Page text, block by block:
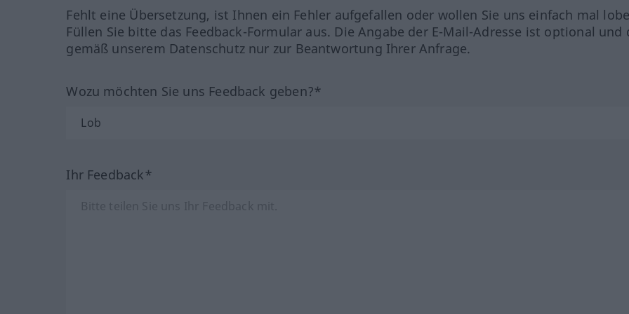
Fehlt eine Übersetzung, ist Ihnen ein Fehler aufgefallen oder wollen Sie uns einfach mal
Füllen Sie bitte das Feedback-Formular aus. Die Angabe der E-Mail-Adresse ist optional und
gemäß unserem Datenschutz nur zur Beantwortung Ihrer Anfrage.
Wozu möchten Sie uns Feedback geben?*
Ihr Feedback*